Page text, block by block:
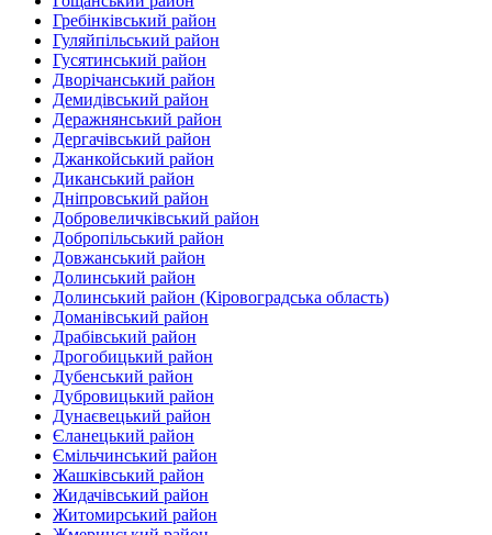
Гребінківський район
Гуляйпільський район‎
Гусятинський район‎
Дворічанський район
Демидівський район
Деражнянський район
Дергачівський район
Джанкойський район
Диканський район
Дніпровський район
Добровеличківський район
Добропільський район‎
Довжанський район
Долинський район
Долинський район (Кіровоградська область)
Доманівський район‎
Драбівський район‎
Дрогобицький район
Дубенський район
Дубровицький район‎
Дунаєвецький район
Єланецький район‎
Ємільчинський район
Жашківський район
Жидачівський район
Житомирський район